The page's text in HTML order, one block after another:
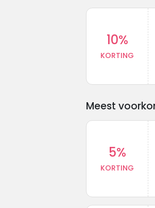
10%
KORTING
Meest
5%
KORTING